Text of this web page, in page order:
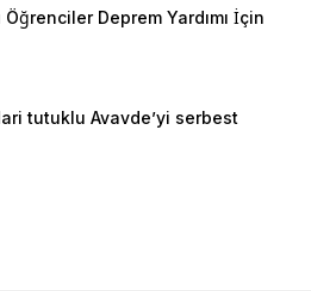
Deprem Yardımı İçin
tutuklu Avavde’yi serbest